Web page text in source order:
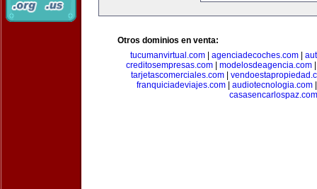
Otros dominios en venta:
tucumanvirtual.com| agenciadecoches.com|
creditosempresas.com| modelosdeagencia.com
tarjetascomerciales.com|
franquiciadeviajes.com| audiotecnologia.com
casasencarlospaz.com